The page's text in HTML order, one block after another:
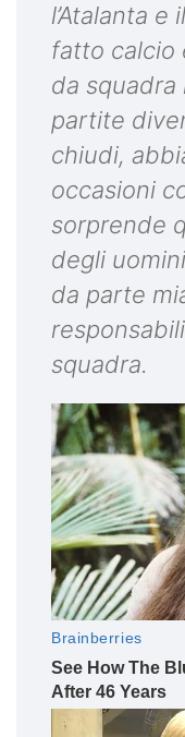
l’Atalanta e
fatto calcio
da squadra
partite
chiudi,
occasioni
sorprende
degli
da parte
squadra.